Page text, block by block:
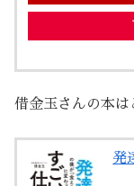
借金玉さんの本は
発